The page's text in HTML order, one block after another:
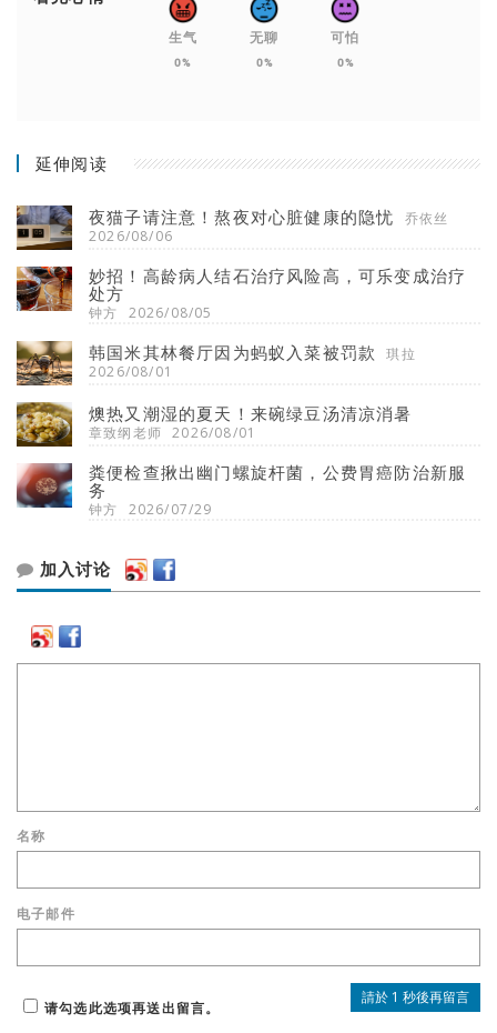
生气
0%
无聊
0%
可怕
0%
延伸阅读
夜猫子请注意！熬夜对心脏健康的隐忧
乔依丝
2026/08/06
妙招！高龄病人结石治疗风险高，可乐变成治疗
处方
钟方 2026/08/05
韩国米其林餐厅因为蚂蚁入菜被罚款
琪拉
2026/08/01
燠热又潮湿的夏天！来碗绿豆汤清凉消暑
章致纲老师 2026/08/01
粪便检查揪出幽门螺旋杆菌，公费胃癌防治新服
务
钟方 2026/07/29
加入讨论
名称
电子邮件
请勾选此选项再送出留言。